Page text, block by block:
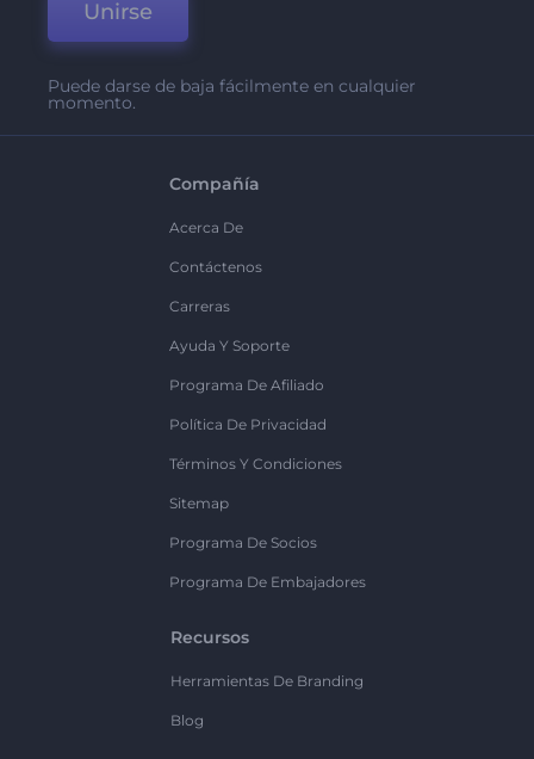
Unirse
Puede darse de baja fácilmente en cualquier
momento.
Compañía
Acerca De
Contáctenos
Carreras
Ayuda Y Soporte
Programa De Afiliado
Política De Privacidad
Términos Y Condiciones
Sitemap
Programa De Socios
Programa De Embajadores
Recursos
Herramientas De Branding
Blog